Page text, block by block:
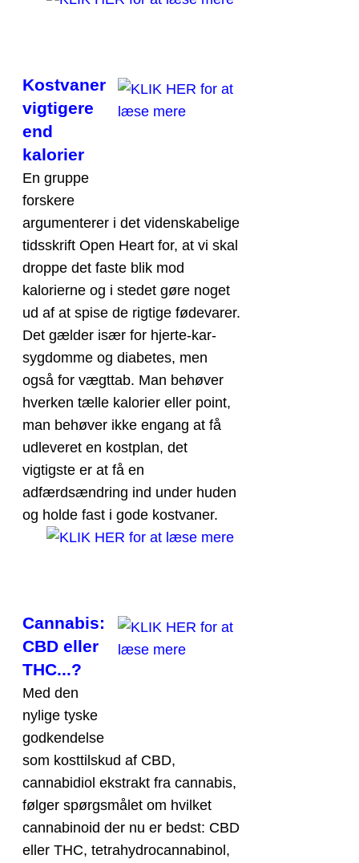
Kostvaner
vigtigere
end
kalorier
En gruppe
forskere
argumenterer i det videnskabelige
tidsskrift Open Heart for, at vi skal
droppe det faste blik mod
kalorierne og i stedet gøre noget
ud af at spise de rigtige fødevarer.
Det gælder især for hjerte-kar-
sygdomme og diabetes, men
også for vægttab. Man behøver
hverken tælle kalorier eller point,
man behøver ikke engang at få
udleveret en kostplan, det
vigtigste er at få en
adfærdsændring ind under huden
og holde fast i gode kostvaner.
Cannabis:
CBD eller
THC...?
Med den
nylige tyske
godkendelse
som kosttilskud af CBD,
cannabidiol ekstrakt fra cannabis,
følger spørgsmålet om hvilket
cannabinoid der nu er bedst: CBD
eller THC, tetrahydrocannabinol,